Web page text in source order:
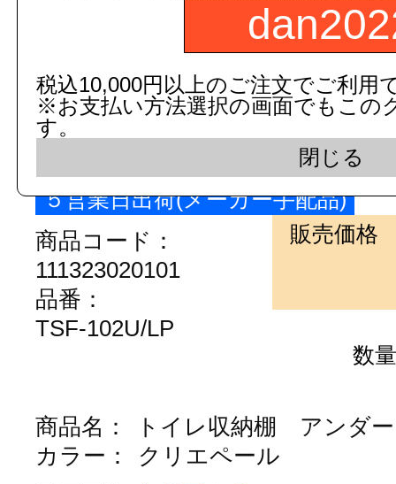
トイレ収納棚 アンダ
カラー： ホワイト
図面画像
５営業日出荷(メーカー手配品)
商品コード：
111323020101
品番：
TSF-102U/LP
販売価格
数量
商品名：
トイレ収納棚 アンダ
カラー：
クリエペール
税込10,000円以上のご注文でご利用
※お支払い方法選択の画面でもこの
す。
閉じる